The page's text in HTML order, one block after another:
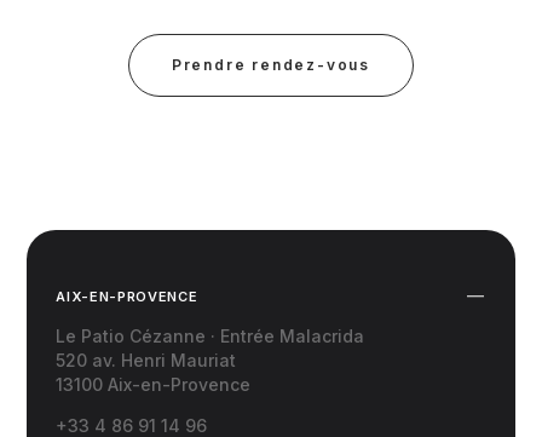
Prendre rendez-vous
AIX-EN-PROVENCE
Le Patio Cézanne · Entrée Malacrida
520 av. Henri Mauriat
13100 Aix-en-Provence
+33 4 86 91 14 96